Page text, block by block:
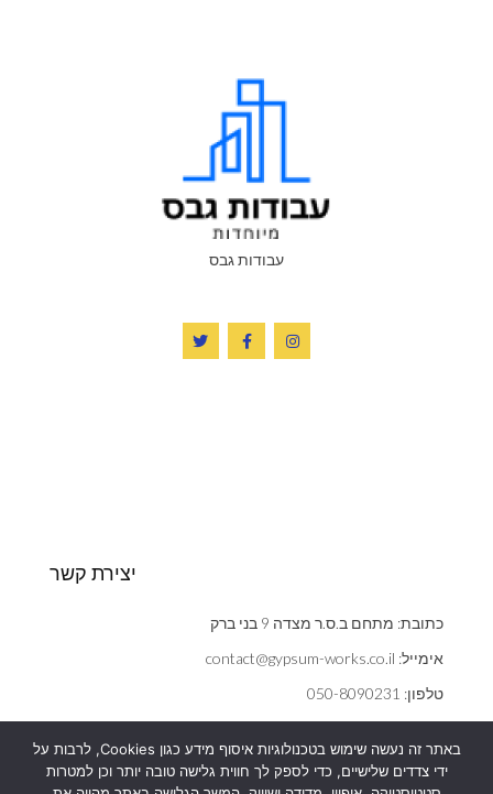
עבודות גבס
יצירת קשר
כתובת: מתחם ב.ס.ר מצדה 9 בני ברק
אימייל: contact@gypsum-works.co.il
טלפון: 050-8090231
הצהרת נגישות
באתר זה נעשה שימוש בטכנולוגיות איסוף מידע כגון Cookies, לרבות על
ידי צדדים שלישיים, כדי לספק לך חווית גלישה טובה יותר וכן למטרות
אנחנו משתמשים בעוגיות (cookies) כדי לשפר את חוויית הגלישה,